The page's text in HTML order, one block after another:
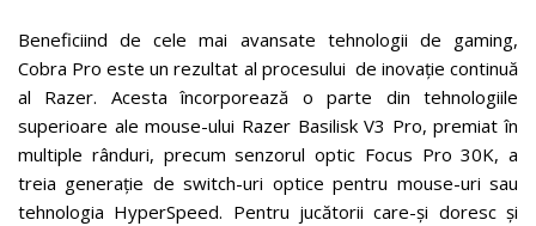
Beneficiind de cele mai avansate tehnologii de gaming,
Cobra Pro este un rezultat al procesului de inovație continuă
al Razer. Acesta încorporează o parte din tehnologiile
superioare ale mouse-ului Razer Basilisk V3 Pro, premiat în
multiple rânduri, precum senzorul optic Focus Pro 30K, a
treia generație de switch-uri optice pentru mouse-uri sau
tehnologia HyperSpeed. Pentru jucătorii care-și doresc și